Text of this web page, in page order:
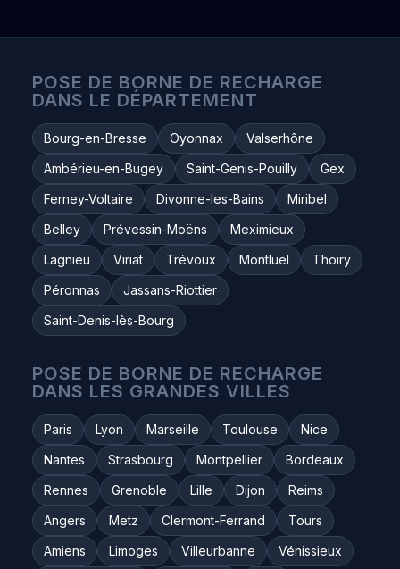
POSE DE BORNE DE RECHARGE
DANS LE DÉPARTEMENT
Bourg-en-Bresse Oyonnax
Valserhône
Ambérieu-en-Bugey
Saint-Genis-Pouilly
Gex
Ferney-Voltaire
Divonne-les-Bains
Miribel
Belley
Prévessin-Moëns
Meximieux
Lagnieu
Viriat Trévoux Montluel
Thoiry
Péronnas
Jassans-Riottier
Saint-Denis-lès-Bourg
POSE DE BORNE DE RECHARGE
DANS LES GRANDES VILLES
Paris Lyon Marseille Toulouse
Nice
Nantes
Strasbourg Montpellier
Bordeaux
Rennes
Grenoble Lille Dijon
Reims
Angers
Metz Clermont-Ferrand
Tours
Amiens
Limoges Villeurbanne
Vénissieux